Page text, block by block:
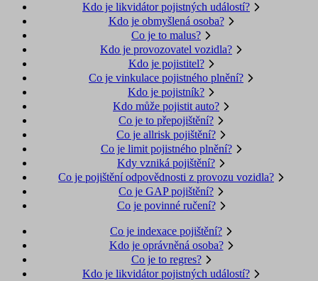
Kdo je likvidátor pojistných událostí?
Kdo je obmyšlená osoba?
Co je to malus?
Kdo je provozovatel vozidla?
Kdo je pojistitel?
Co je vinkulace pojistného plnění?
Kdo je pojistník?
Kdo může pojistit auto?
Co je to přepojištění?
Co je allrisk pojištění?
Co je limit pojistného plnění?
Kdy vzniká pojištění?
Co je pojištění odpovědnosti z provozu vozidla?
Co je GAP pojištění?
Co je povinné ručení?
Co je indexace pojištění?
Kdo je oprávněná osoba?
Co je to regres?
Kdo je likvidátor pojistných událostí?